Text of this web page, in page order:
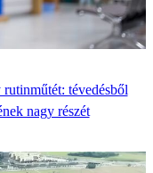
tévedésből
nagy részét